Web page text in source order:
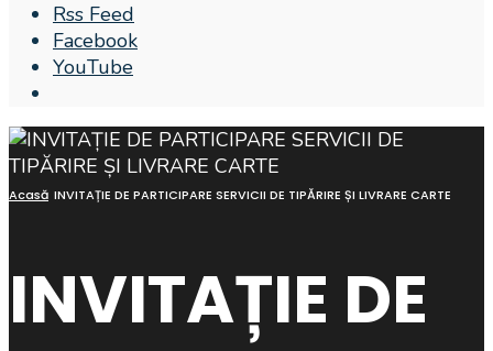
Rss Feed
Facebook
YouTube
Search
Window
Acasă INVITAȚIE DE PARTICIPARE SERVICII DE TIPĂRIRE ȘI LIVRARE CARTE
INVITAȚIE DE